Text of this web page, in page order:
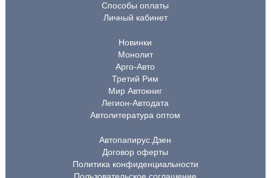
Способы оплаты
Личный кабинет
Новинки
Монолит
Арго-Авто
Третий Рим
Мир Автокниг
Легион-Автодата
Автолитература оптом
Автопапирус.Дзен
Договор оферты
Политика конфиденциальности